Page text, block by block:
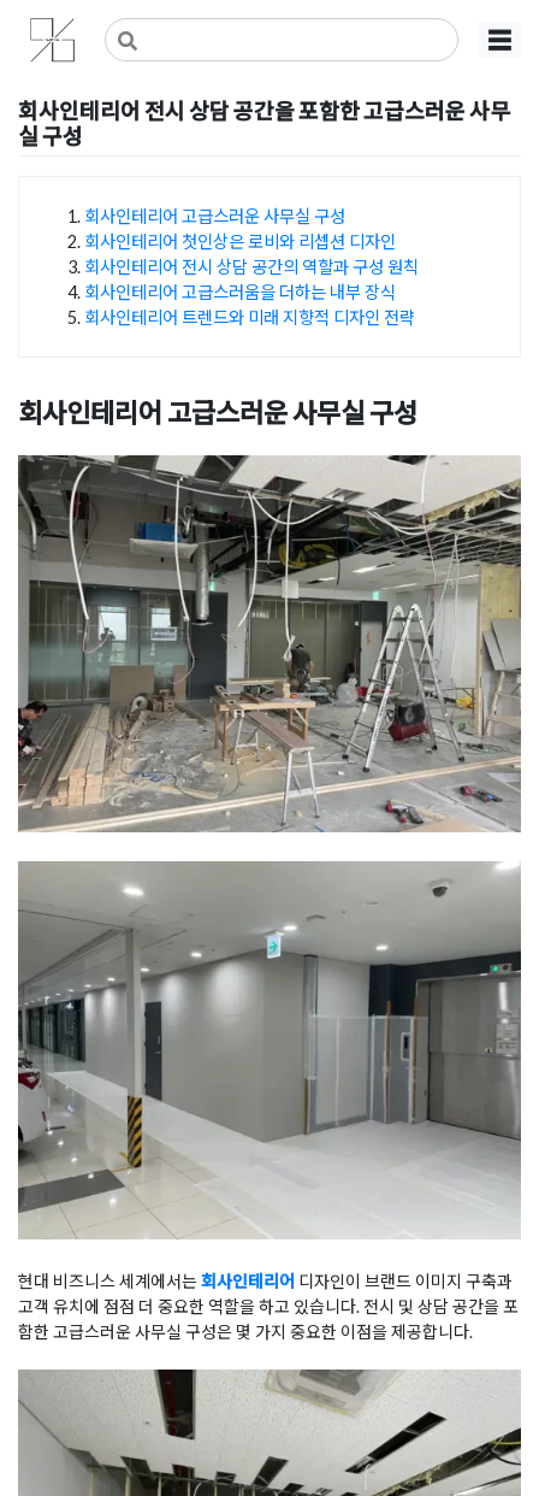
Skip
content
사무실인테리어 디자인 공사 비용견적 플랫폼
사무실인테리어 916
☰
회사인테리어 전시 상담 공간을 포함한 고급스러운 사무
실 구성
회사인테리어 고급스러운 사무실 구성
회사인테리어 첫인상은 로비와 리셉션 디자인
회사인테리어 전시 상담 공간의 역할과 구성 원칙
회사인테리어 고급스러움을 더하는 내부 장식
회사인테리어 트렌드와 미래 지향적 디자인 전략
회사인테리어 고급스러운 사무실 구성
현대 비즈니스 세계에서는회사인테리어 디자인이 브랜드 이미지 구축과
고객 유치에 점점 더 중요한 역할을 하고 있습니다. 전시 및 상담 공간을 포
함한 고급스러운 사무실 구성은 몇 가지 중요한 이점을 제공합니다.